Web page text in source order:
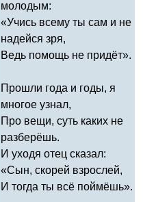
молодым:
«Учись всему ты сам и не
надейся зря,
Ведь помощь не придёт».
Прошли года и годы, я
многое узнал,
Про вещи, суть каких не
разберёшь.
И уходя отец сказал:
«Сын, скорей взрослей,
И тогда ты всё поймёшь».